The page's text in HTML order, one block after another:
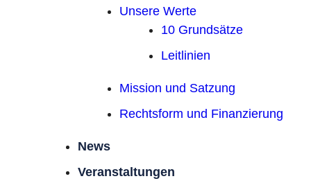
Unsere Werte
10 Grundsätze
Leitlinien
Mission und Satzung
Rechtsform und Finanzierung
News
Veranstaltungen